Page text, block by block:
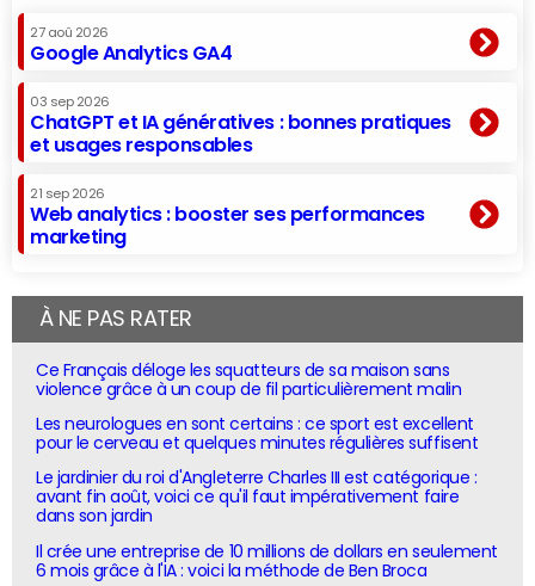
27 aoû 2026
Google Analytics GA4
03 sep 2026
ChatGPT et IA génératives : bonnes pratiques
et usages responsables
21 sep 2026
Web analytics : booster ses performances
marketing
À NE PAS RATER
Ce Français déloge les squatteurs de sa maison sans
violence grâce à un coup de fil particulièrement malin
Les neurologues en sont certains : ce sport est excellent
pour le cerveau et quelques minutes régulières suffisent
Le jardinier du roi d'Angleterre Charles III est catégorique :
avant fin août, voici ce qu'il faut impérativement faire
dans son jardin
Il crée une entreprise de 10 millions de dollars en seulement
6 mois grâce à l'IA : voici la méthode de Ben Broca